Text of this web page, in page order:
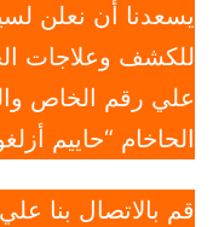
يسعدنا أن نعلن
للكشف وعلاجات
علي رقم الخاص
الحاخام “حاييم
قم بالاتصال بنا